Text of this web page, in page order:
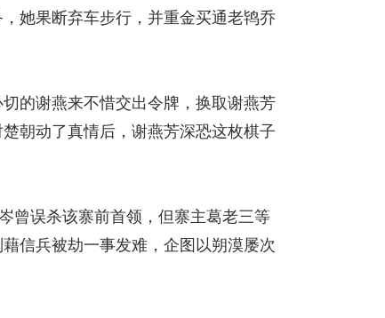
她果断弃车步行，并重金买通老鸨乔
的谢燕来不惜交出令牌，换取谢燕芳
朝动了真情后，谢燕芳深恐这枚棋子
曾误杀该寨前首领，但寨主葛老三等
信兵被劫一事发难，企图以朔漠屡次